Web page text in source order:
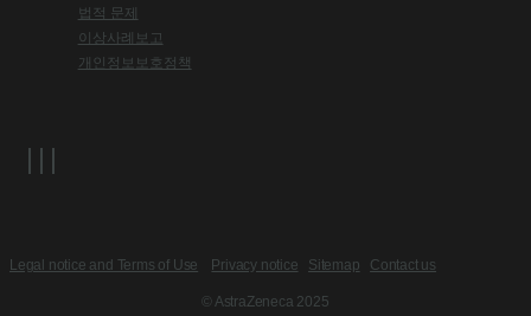
법적 문제
이상사례보고
개인정보보호정책
Legal notice and Terms of Use Privacy notice Sitemap Contact us
© AstraZeneca 2025